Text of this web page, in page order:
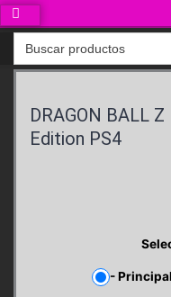
Ir
al
contenido
Search
for:
DRAGON BALL
Edition PS4
-Principal